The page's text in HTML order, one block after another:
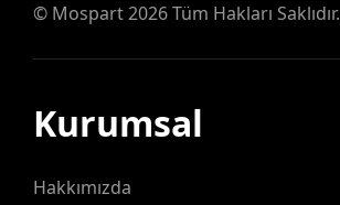
© Mospart2026 Tüm Hakları Saklıdır.
Kurumsal
Hakkımızda